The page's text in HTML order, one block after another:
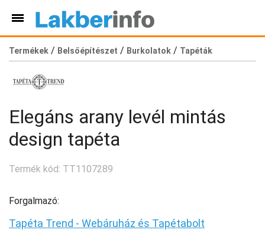
Termékek / Belsőépítészet / Burkolatok / Tapéták
Elegáns arany levél mintás
design tapéta
Termék kód: TT1107289
Forgalmazó:
Tapéta Trend - Webáruház és Tapétabolt